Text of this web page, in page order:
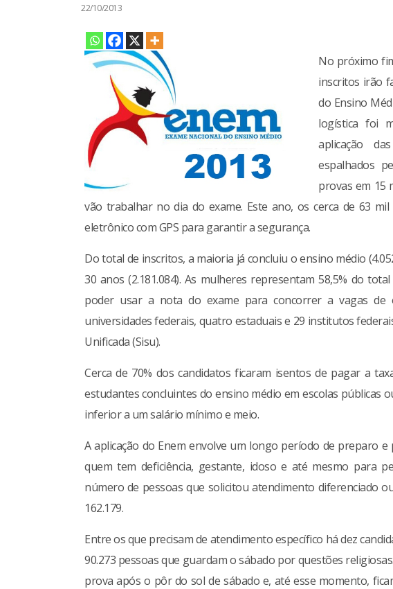
22/10/2013
No próximo
inscritos irão
do Ensino
logística foi
aplicação
espalhados
provas em 15
vão trabalhar no dia do exame. Este ano, os cerca de 63
eletrônico com GPS para garantir a segurança.
Do total de inscritos, a maioria já concluiu o ensino médio
30 anos (2.181.084). As mulheres representam 58,5% do
poder usar a nota do exame para concorrer a vagas de
universidades federais, quatro estaduais e 29 institutos
Unificada (Sisu).
Cerca de 70% dos candidatos ficaram isentos de pagar a
estudantes concluintes do ensino médio em escolas públicas
inferior a um salário mínimo e meio.
A aplicação do Enem envolve um longo período de preparo
quem tem deficiência, gestante, idoso e até mesmo para
número de pessoas que solicitou atendimento diferenciado
162.179.
Entre os que precisam de atendimento específico há dez
90.273 pessoas que guardam o sábado por questões
prova após o pôr do sol de sábado e, até esse momento,